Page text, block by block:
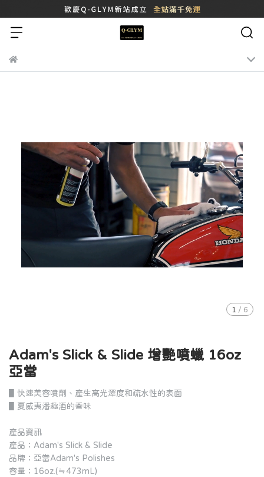
1 / 6
Adam's Slick & Slide 增艷噴蠟 16oz
亞當
▋快速美容噴劑、產生高光澤度和疏水性的表面
▋夏威夷潘趣酒的香味
產品資訊
產品：Adam's Slick & Slide
品牌：亞當Adam's Polishes
容量：16oz.(≒473mL)